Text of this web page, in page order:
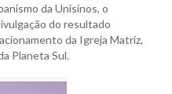
da Unisinos, o
do resultado
da Igreja Matriz,
Planeta Sul.